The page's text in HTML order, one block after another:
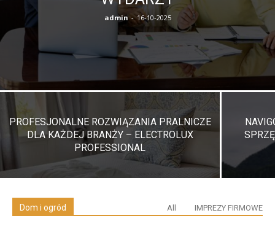
admin - 16-10-2025
PROFESJONALNE ROZWIĄZANIA PRALNICZE
DLA KAŻDEJ BRANŻY – ELECTROLUX
PROFESSIONAL
Dom i ogród All IMPREZY FIRMOWE